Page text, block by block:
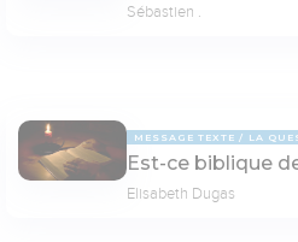
Sébastien .
MESSAGE TEXTE LA
Est-ce biblique
Elisabeth Dugas